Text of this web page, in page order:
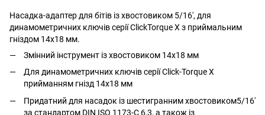
Насадка-адаптер для бітів із хвостовиком 5/16', для
динамометричних ключів серії ClickTorque X з приймальним
гніздом 14x18 мм.
Змінний інструмент із хвостовиком 14x18 мм
Для динамометричних ключів серії Click-Torque X
прийманням гнізд 14x18 мм
Придатний для насадок із шестигранним хвостовиком5/16'
за стандартом DIN ISO 1173-C 6,3, а також із